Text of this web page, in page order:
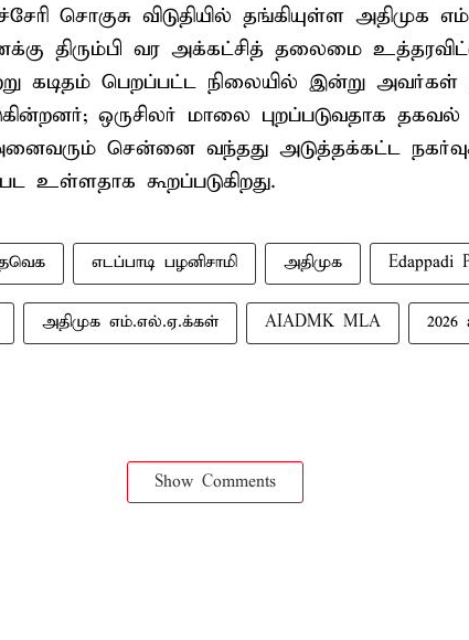
சொகுசு விடுதியில் தங்கியுள்ள அதிமுக
திரும்பி வர அக்கட்சித் தலைமை
கடிதம் பெறப்பட்ட நிலையில் இன்று அவர்கள்
ஒருசிலர் மாலை புறப்படுவதாக தகவல்
சென்னை வந்தது அடுத்தக்கட்ட
கூறப்படுகிறது.
எடப்பாடி பழனிசாமி அதிமுக Edappadi
அதிமுக எம்.எல்.ஏ.க்கள் AIADMK MLA 2026
Show Comments